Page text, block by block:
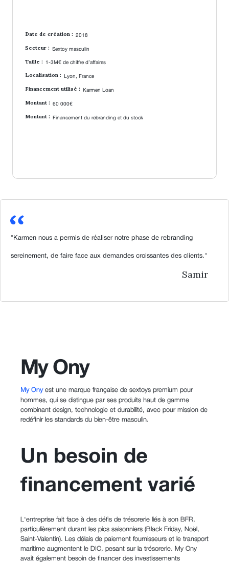
Date de création : 2018
Secteur : Sextoy masculin
Taille : 1-3M€ de chiffre d’affaires
Localisation : Lyon, France
Financement utilisé : Karmen Loan
Montant : 60 000€
Montant : Financement du rebranding et du stock
"Karmen nous a permis de réaliser notre phase de rebranding
sereinement, de faire face aux demandes croissantes des clients."
Samir
My Ony
My Onyest une marque française de sextoys premium pour
hommes, qui se distingue par ses produits haut de gamme
combinant design, technologie et durabilité, avec pour mission de
redéfinir les standards du bien-être masculin.
Un besoin de
financement varié
L'entreprise fait face à des défis de trésorerie liés à son BFR,
particulièrement durant les pics saisonniers (Black Friday, Noël,
Saint-Valentin). Les délais de paiement fournisseurs et le transport
maritime augmentent le DIO, pesant sur la trésorerie. My Ony
avait également besoin de financer des investissements